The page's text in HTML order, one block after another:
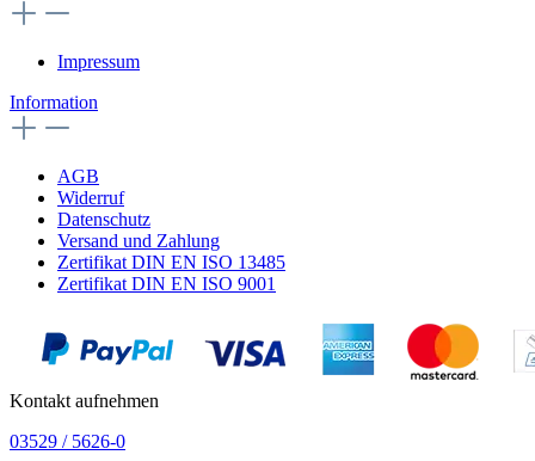
Impressum
Information
AGB
Widerruf
Datenschutz
Versand und Zahlung
Zertifikat DIN EN ISO 13485
Zertifikat DIN EN ISO 9001
Kontakt aufnehmen
03529 / 5626-0